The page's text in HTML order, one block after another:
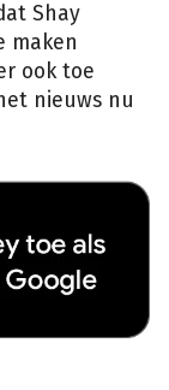
Shay
maken
ook toe
nieuws nu